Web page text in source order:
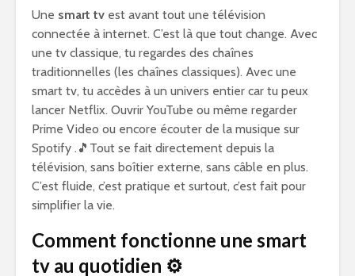
Une smart tv est avant tout une télévision
connectée à internet. C’est là que tout change. Avec
une tv classique, tu regardes des chaînes
traditionnelles (les chaînes classiques). Avec une
smart tv, tu accèdes à un univers entier car tu peux
lancer Netflix. Ouvrir YouTube ou même regarder
Prime Video ou encore écouter de la musique sur
Spotify .🎵Tout se fait directement depuis la
télévision, sans boîtier externe, sans câble en plus.
C’est fluide, c’est pratique et surtout, c’est fait pour
simplifier la vie.
Comment fonctionne une smart
tv au quotidien ⚙️